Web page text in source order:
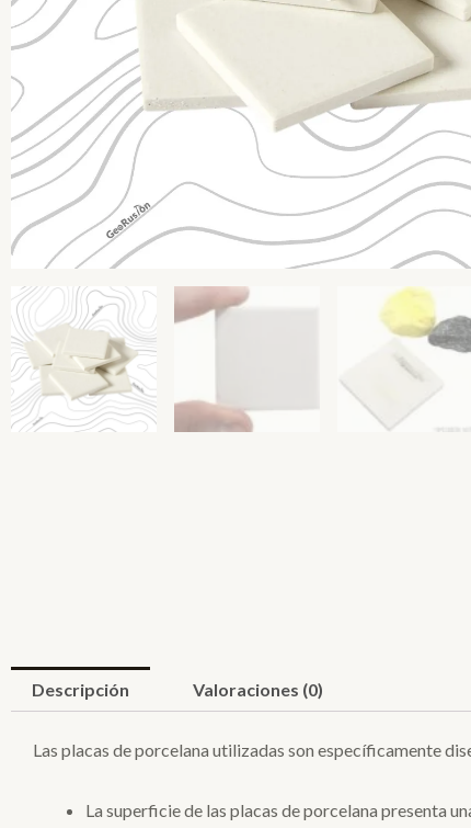
Descripción Valoraciones (0)
Las placas de porcelana utilizadas son específicamente
La superficie de las placas de porcelana presenta